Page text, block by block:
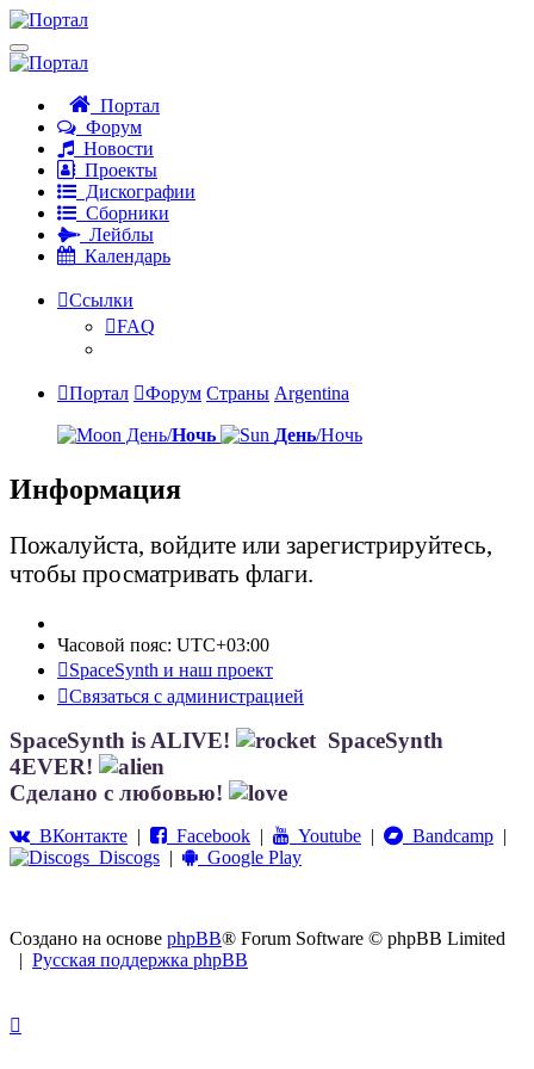
Портал
Форум
Новости
Проекты
Дискографии
Сборники
Лейблы
Календарь
Ссылки
FAQ
Портал Форум Страны Argentina
День/Ночь День/Ночь
Информация
Пожалуйста, войдите или зарегистрируйтесь,
чтобы просматривать флаги.
Часовой пояс: UTC+03:00
SpaceSynth и наш проект
Связаться с администрацией
SpaceSynth is ALIVE!
SpaceSynth
4EVER!
Сделано с любовью!
ВКонтакте | Facebook | Youtube | Bandcamp |
Discogs | Google Play
Создано на основе phpBB® Forum Software © phpBB Limited
| Русская поддержка phpBB